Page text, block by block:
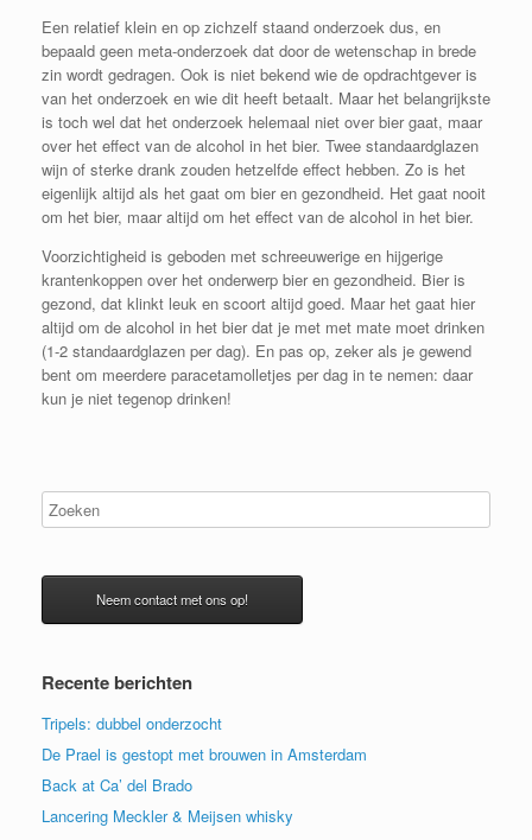
Een relatief klein en op zichzelf staand onderzoek dus, en
bepaald geen meta-onderzoek dat door de wetenschap in brede
zin wordt gedragen. Ook is niet bekend wie de opdrachtgever is
van het onderzoek en wie dit heeft betaalt. Maar het belangrijkste
is toch wel dat het onderzoek helemaal niet over bier gaat, maar
over het effect van de alcohol in het bier. Twee standaardglazen
wijn of sterke drank zouden hetzelfde effect hebben. Zo is het
eigenlijk altijd als het gaat om bier en gezondheid. Het gaat nooit
om het bier, maar altijd om het effect van de alcohol in het bier.
Voorzichtigheid is geboden met schreeuwerige en hijgerige
krantenkoppen over het onderwerp bier en gezondheid. Bier is
gezond, dat klinkt leuk en scoort altijd goed. Maar het gaat hier
altijd om de alcohol in het bier dat je met met mate moet drinken
(1-2 standaardglazen per dag). En pas op, zeker als je gewend
bent om meerdere paracetamolletjes per dag in te nemen: daar
kun je niet tegenop drinken!
Neem contact met ons op!
Recente berichten
Tripels: dubbel onderzocht
De Prael is gestopt met brouwen in Amsterdam
Back at Ca’ del Brado
Lancering Meckler & Meijsen whisky